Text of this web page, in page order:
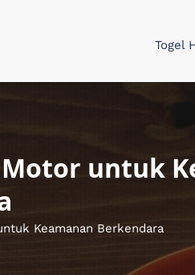
Togel
untuk
Keamanan Berkendara